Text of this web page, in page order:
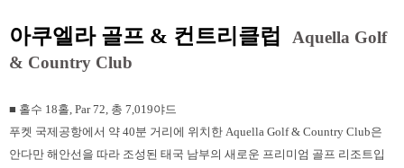
아쿠엘라 골프 & 컨트리클럽
Aquella Golf
& Country Club
■ 홀수 18홀, Par 72, 총 7,019야드
푸켓 국제공항에서 약 40분 거리에 위치한 Aquella Golf & Country Club은
안다만 해안선을 따라 조성된 태국 남부의 새로운 프리미엄 골프 리조트입